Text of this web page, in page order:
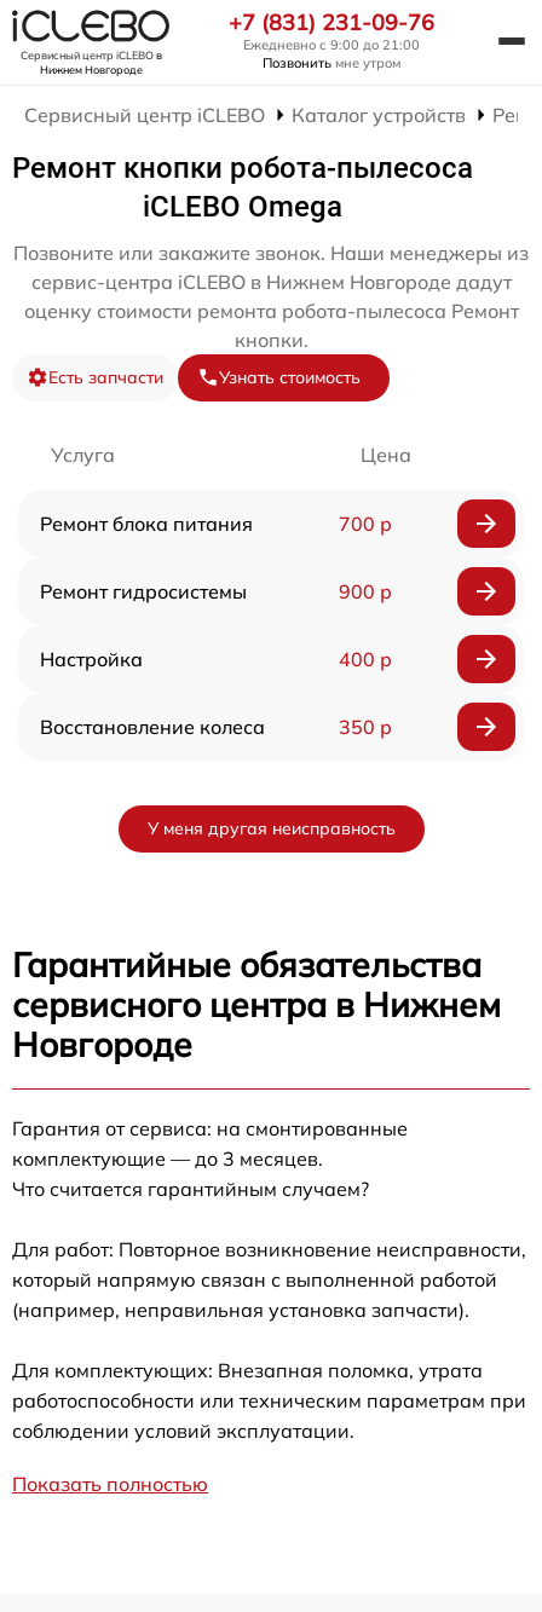
Сервисный центр iCLEBOв
Нижнем Новгороде
+7 (831) 231-09-76
Ежедневно с 9:00 до 21:00
Позвонить мне утром
Сервисный центр iCLEBO Каталог устройств
Ремонт кнопки робота-пылесоса
iCLEBO Omega
Позвоните или закажите звонок. Наши менеджеры из
сервис-центра iCLEBO в Нижнем Новгороде дадут
оценку стоимости ремонта робота-пылесоса Ремонт
кнопки.
Есть запчасти Узнать стоимость
Услуга Цена
Ремонт блока питания 700 р
Ремонт гидросистемы 900 р
Настройка 400 р
Восстановление колеса 350 р
У меня другая неисправность
Гарантийные обязательства
сервисного центра в Нижнем
Новгороде
Гарантия от сервиса: на смонтированные
комплектующие — до 3 месяцев.
Что считается гарантийным случаем?
Для работ: Повторное возникновение неисправности,
который напрямую связан с выполненной работой
(например, неправильная установка запчасти).
Для комплектующих: Внезапная поломка, утрата
работоспособности или техническим параметрам при
соблюдении условий эксплуатации.
Показать полностью